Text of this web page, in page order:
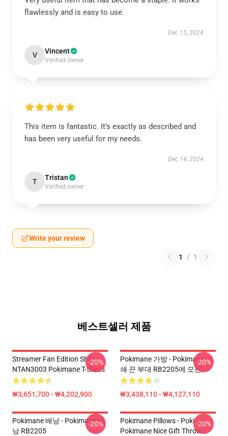
flawlessly and is easy to use.
Dec 15, 2024
V Vincent
Verified owner
This item is fantastic. It’s exactly as described and
has been very useful for my needs.
Dec 14, 2024
T Tristan
Verified owner
Write your review
1 / 1
베스트셀러 제품
Streamer Fan Edition Shirt
NTAN3003 Pokimane T-Shirts
₩3,651,700 - ₩4,202,900
-20%
Pokimane 가방 - Pokimane 인
쇄 끈 부대 RB2205에 모든
₩3,438,110 - ₩4,127,110
-20%
Pokimane 배낭 - Pokimane 배
낭 RB2205
-20%
Pokimane Pillows - Poki
Pokimane Nice Gift Throw
-20%